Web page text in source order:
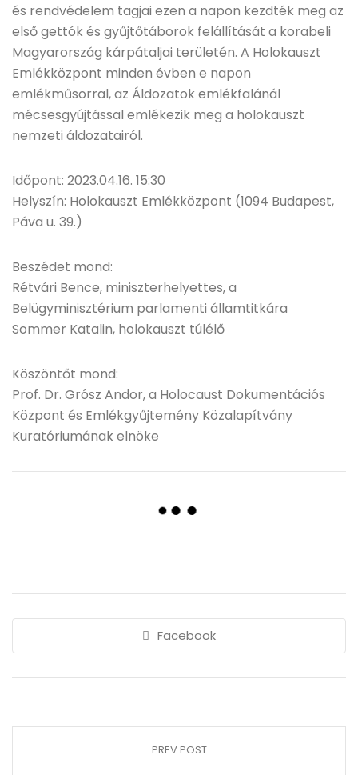
és rendvédelem tagjai ezen a napon kezdték meg az
első gettók és gyűjtőtáborok felállítását a korabeli
Magyarország kárpátaljai területén. A Holokauszt
Emlékközpont minden évben e napon
emlékműsorral, az Áldozatok emlékfalánál
mécsesgyújtással emlékezik meg a holokauszt
nemzeti áldozatairól.
Időpont: 2023.04.16. 15:30
Helyszín: Holokauszt Emlékközpont (1094 Budapest,
Páva u. 39.)
Beszédet mond:
Rétvári Bence, miniszterhelyettes, a
Belügyminisztérium parlamenti államtitkára
Sommer Katalin, holokauszt túlélő
Köszöntőt mond:
Prof. Dr. Grósz Andor, a Holocaust Dokumentációs
Központ és Emlékgyűjtemény Közalapítvány
Kuratóriumának elnöke
Facebook
PREV POST